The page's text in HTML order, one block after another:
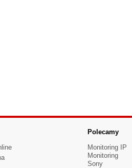
Polecamy
Monitoring IP
Monitoring
Sony